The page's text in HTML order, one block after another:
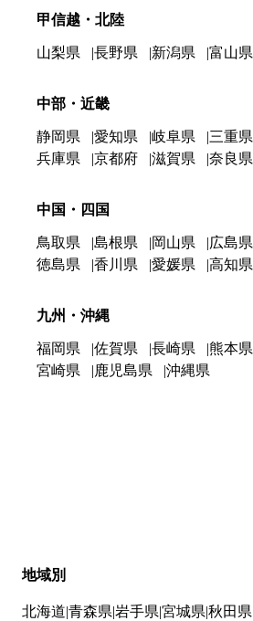
甲信越・北陸
山梨県 長野県 新潟県 富山県
中部・近畿
静岡県 愛知県 岐阜県 三重県
兵庫県
京都府 滋賀県 奈良県
中国・四国
鳥取県 島根県 岡山県 広島県
徳島県
香川県 愛媛県 高知県
九州・沖縄
福岡県 佐賀県 長崎県 熊本県
宮崎県
鹿児島県 沖縄県
地域別
北海道 青森県 岩手県 宮城県 秋田県